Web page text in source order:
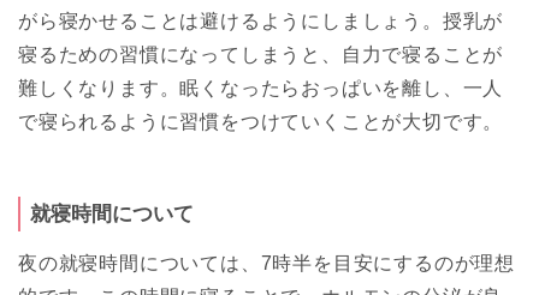
がら寝かせることは避けるようにしましょう。授乳が
寝るための習慣になってしまうと、自力で寝ることが
難しくなります。眠くなったらおっぱいを離し、一人
で寝られるように習慣をつけていくことが大切です。
就寝時間について
夜の就寝時間については、7時半を目安にするのが理想